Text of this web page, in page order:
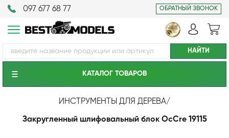
097 677 68 77 ОБРАТНЫЙ ЗВОНОК
КАТАЛОГ ТОВАРОВ
ИНСТРУМЕНТЫ ДЛЯ ДЕРЕВА/
Закругленный шлифовальный блок OcCre 19115